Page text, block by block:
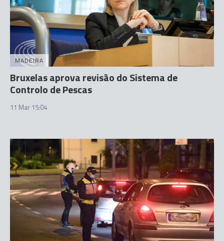
MADEIRA
Bruxelas aprova revisão do Sistema de
Controlo de Pescas
11 Mar 15:04